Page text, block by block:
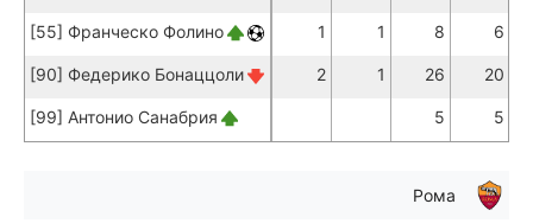
[55] Франческо Фолино 1 1 8 6
[90] Федерико Бонаццоли 2 1 26 20
[99] Антонио Санабрия 5 5
Рома